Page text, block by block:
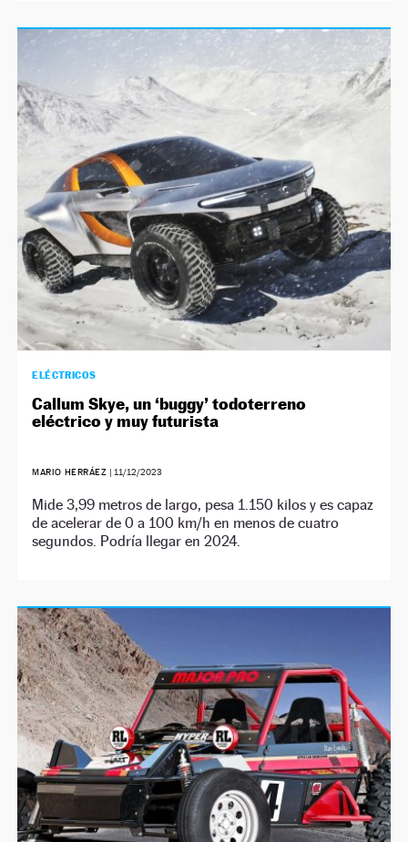
ELÉCTRICOS
Callum Skye, un ‘buggy’ todoterreno
eléctrico y muy futurista
MARIO HERRÁEZ | 11/12/2023
Mide 3,99 metros de largo, pesa 1.150 kilos y es capaz
de acelerar de 0 a 100 km/h en menos de cuatro
segundos. Podría llegar en 2024.